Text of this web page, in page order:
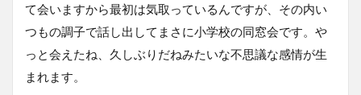
て会いますから最初は気取っているんですが、その内い
つもの調子で話し出してまさに小学校の同窓会です。や
っと会えたね、久しぶりだねみたいな不思議な感情が生
まれます。